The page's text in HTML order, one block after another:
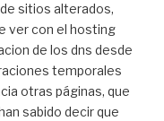
sitios alterados,
ver con el hosting
de los dns desde
temporales
otras páginas, que
sabido decir que